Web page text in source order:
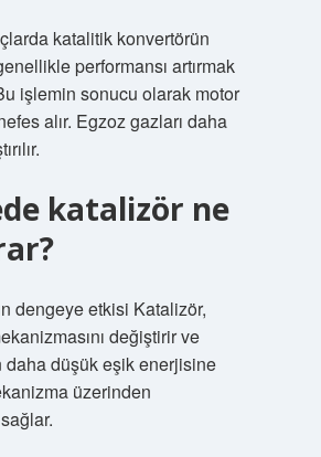
katalitik konvertörün
performansı artırmak
işlemin sonucu olarak motor
alır. Egzoz gazları daha
katalizör ne
dengeye etkisi Katalizör,
değiştirir ve
daha düşük eşik enerjisine
üzerinden